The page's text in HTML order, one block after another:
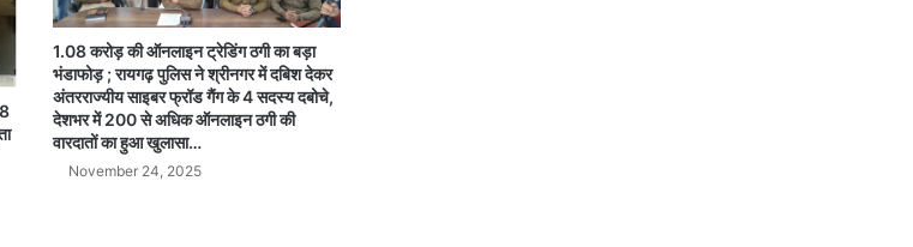
1.08 करोड़ की ऑनलाइन ट्रेडिंग ठगी का बड़ा
भंडाफोड़ ; रायगढ़ पुलिस ने श्रीनगर में दबिश देकर
अंतरराज्यीय साइबर फ्रॉड गैंग के 4 सदस्य दबोचे,
देशभर में 200 से अधिक ऑनलाइन ठगी की
वारदातों का हुआ खुलासा…
November 24, 2025